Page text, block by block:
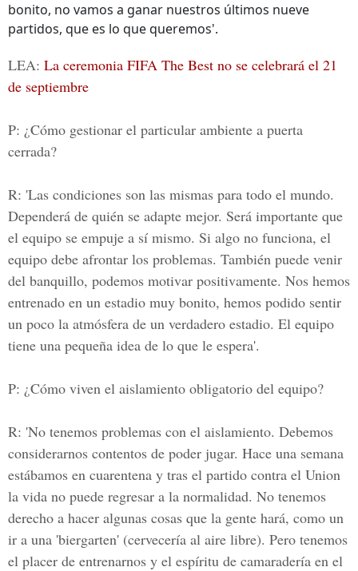
bonito, no vamos a ganar nuestros últimos nueve
partidos, que es lo que queremos'.
LEA: La ceremonia FIFA The Best no se celebrará el 21
de septiembre
P: ¿Cómo gestionar el particular ambiente a puerta
cerrada?
R: 'Las condiciones son las mismas para todo el mundo.
Dependerá de quién se adapte mejor. Será importante que
el equipo se empuje a sí mismo. Si algo no funciona, el
equipo debe afrontar los problemas. También puede venir
del banquillo, podemos motivar positivamente. Nos hemos
entrenado en un estadio muy bonito, hemos podido sentir
un poco la atmósfera de un verdadero estadio. El equipo
tiene una pequeña idea de lo que le espera'.
P: ¿Cómo viven el aislamiento obligatorio del equipo?
R: 'No tenemos problemas con el aislamiento. Debemos
considerarnos contentos de poder jugar. Hace una semana
estábamos en cuarentena y tras el partido contra el Union
la vida no puede regresar a la normalidad. No tenemos
derecho a hacer algunas cosas que la gente hará, como un
ir a una 'biergarten' (cervecería al aire libre). Pero tenemos
el placer de entrenarnos y el espíritu de camaradería en el